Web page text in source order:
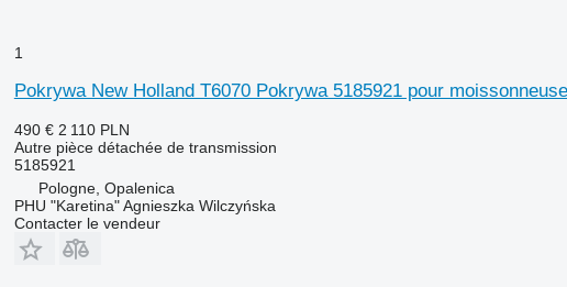
1
Pokrywa New Holland T6070 Pokrywa 5185921 pour
490 € 2 110 PLN
Autre pièce détachée de transmission
5185921
Pologne, Opalenica
PHU "Karetina" Agnieszka Wilczyńska
Contacter le vendeur